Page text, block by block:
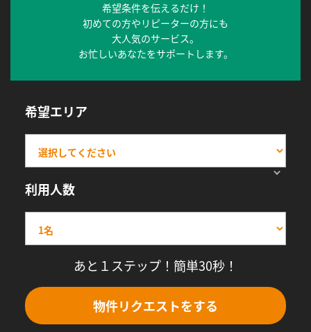
希望条件を伝えるだけ！
初めての方やリピーターの方にも
大人気のサービス。
お忙しいあなたをサポートします。
希望エリア
利用人数
あと１ステップ！簡単30秒！
物件リクエストをする